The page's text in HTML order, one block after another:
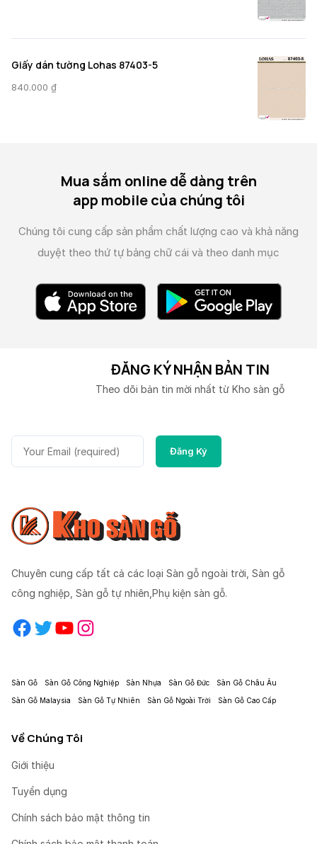
Giấy dán tường Lohas 87403-5
840.000 ₫
Mua sắm online dễ dàng trên
app mobile của chúng tôi
Chúng tôi cung cấp sản phẩm chất lượng cao và khả năng
duyệt theo thứ tự bảng chữ cái và theo danh mục
ĐĂNG KÝ NHẬN BẢN TIN
Theo dõi bản tin mời nhất từ Kho sàn gỗ
Chuyên cung cấp tất cả các loại Sàn gỗ ngoài trời, Sàn gỗ
công nghiệp, Sàn gỗ tự nhiên,Phụ kiện sàn gỗ.
Facebook Twitter YouTube Instagram
Sàn Gỗ Sàn Gỗ Công Nghiệp Sàn Nhựa Sàn Gỗ Đức Sàn Gỗ Châu Âu
Sàn Gỗ Malaysia Sàn Gỗ Tự Nhiên Sàn Gỗ Ngoài Trời Sàn Gỗ Cao Cấp
Về Chúng Tôi
Giới thiệu
Tuyển dụng
Chính sách bảo mật thông tin